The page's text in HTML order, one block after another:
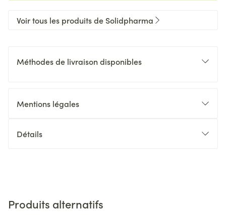
Voir tous les produits de Solidpharma
Méthodes de livraison disponibles
Mentions légales
Détails
Produits alternatifs